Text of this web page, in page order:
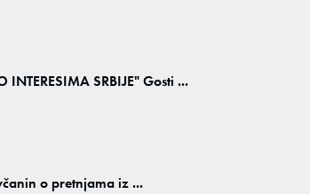
SRBIJE" Gosti ...
o pretnjama iz ...